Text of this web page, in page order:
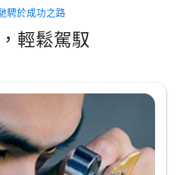
騁於成功之路
輕鬆駕馭